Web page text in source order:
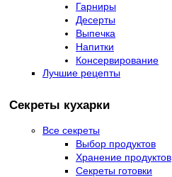
Гарниры
Десерты
Выпечка
Напитки
Консервирование
Лучшие рецепты
Секреты кухарки
Все секреты
Выбор продуктов
Хранение продуктов
Секреты готовки